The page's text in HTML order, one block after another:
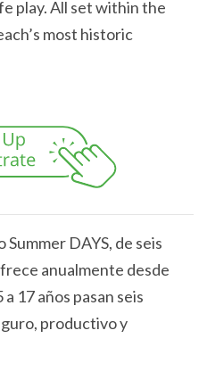
play. All set within the
most historic
DAYS, de seis
anualmente desde
17 años pasan seis
productivo y